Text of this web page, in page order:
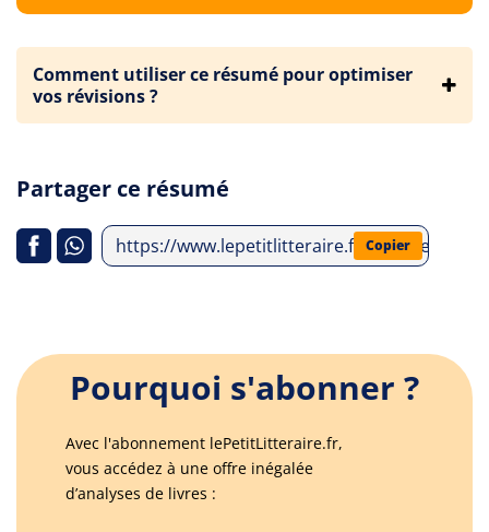
Comment utiliser ce résumé pour optimiser
vos révisions ?
Partager ce résumé
https://www.lepetitlitteraire.fr/analyses-
Copier
Pourquoi s'abonner ?
Avec l'abonnement lePetitLitteraire.fr,
vous accédez à une offre inégalée
d’analyses de livres :